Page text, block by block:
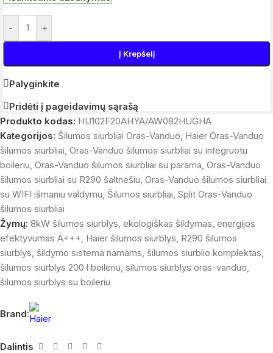
- +
Į Krepšelį
Palyginkite
Pridėti į pageidavimų sąrašą
Produkto kodas: HU102F20AHYA/AW082HUGHA
Kategorijos: Šilumos siurbliai Oras-Vanduo, Haier Oras-Vanduo
šilumos siurbliai, Oras-Vanduo šilumos siurbliai su integruotu
boileriu, Oras-Vanduo šilumos siurbliai su parama, Oras-Vanduo
šilumos siurbliai su R290 šaltnešiu, Oras-Vanduo šilumos siurbliai
su WIFI išmaniu valdymu, Šilumos siurbliai, Split Oras-Vanduo
šilumos siurbliai
Žymų: 8kW šilumos siurblys, ekologiškas šildymas, energijos
efektyvumas A+++, Haier šilumos siurblys, R290 šilumos
siurblys, šildymo sistema namams, šilumos siurblio komplektas,
šilumos siurblys 200 l boileriu, silumos siurblys oras-vanduo,
šilumos siurblys su boileriu
Brand:
Dalintis